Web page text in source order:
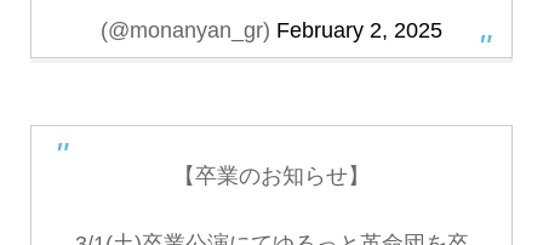
(@monanyan_gr) February 2, 2025
【卒業のお知らせ】